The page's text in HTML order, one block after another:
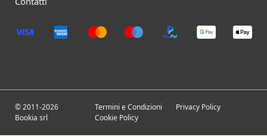
© 2011-2026
Bookia srl
Termini e Condizioni
Privacy Policy
Cookie Policy